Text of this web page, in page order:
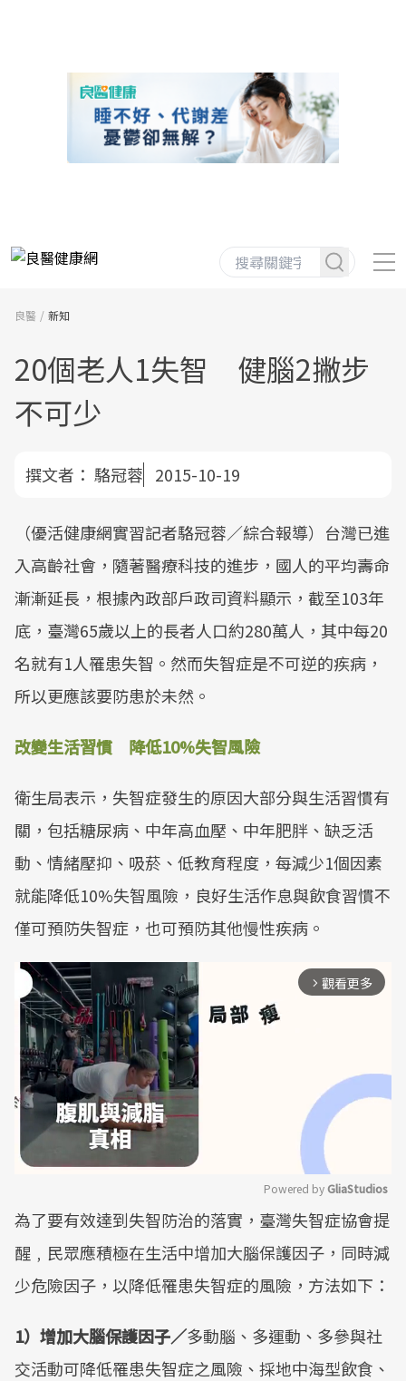
良醫 新知
20個老人1失智 健腦2撇步
不可少
撰文者： 駱冠蓉 2015-10-19
（優活健康網實習記者駱冠蓉／綜合報導）台灣已進
入高齡社會，隨著醫療科技的進步，國人的平均壽命
漸漸延長，根據內政部戶政司資料顯示，截至103年
底，臺灣65歲以上的長者人口約280萬人，其中每20
名就有1人罹患失智。然而失智症是不可逆的疾病，
所以更應該要防患於未然。
改變生活習慣 降低10%失智風險
衛生局表示，失智症發生的原因大部分與生活習慣有
關，包括糖尿病、中年高血壓、中年肥胖、缺乏活
動、情緒壓抑、吸菸、低教育程度，每減少1個因素
就能降低10%失智風險，良好生活作息與飲食習慣不
僅可預防失智症，也可預防其他慢性疾病。
arrow_forward_ios 觀看更多
Mute
Powered by GliaStudios
為了要有效達到失智防治的落實，臺灣失智症協會提
醒﹐民眾應積極在生活中增加大腦保護因子，同時減
少危險因子，以降低罹患失智症的風險，方法如下：
1）增加大腦保護因子／多動腦、多運動、多參與社
交活動可降低罹患失智症之風險、採地中海型飲食、